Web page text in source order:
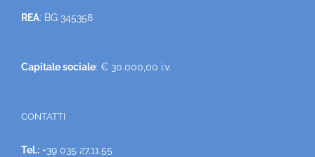
REA: BG 345358
Capitale sociale: € 30.000,00 i.v.
CONTATTI
Tel.: +39 035 27.11.55